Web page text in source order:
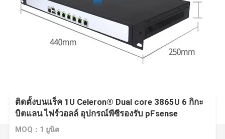
ติดตั้งบนแร็ค 1U Celeron® Dual core 3865U 6 กิกะ
บิตแลน ไฟร์วอลล์ อุปกรณ์พีซีรองรับ pFsense
MOQ：1 ยูนิต